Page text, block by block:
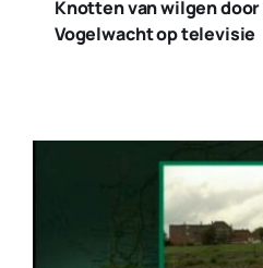
Knotten van wilgen
Vogelwacht op televisie